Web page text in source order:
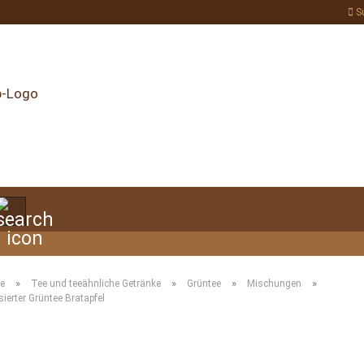
» Tee und teeähnliche Getränke » Grüntee » Mischungen »
Grüntee Bratapfel